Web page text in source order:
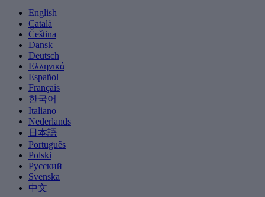
English
Català
Čeština
Dansk
Deutsch
Ελληνικά
Español
Français
한국어
Italiano
Nederlands
日本語
Português
Polski
Русский
Svenska
中文